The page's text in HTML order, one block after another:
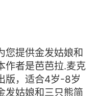
您提供金发姑娘和
作者是芭芭拉.麦克
版，适合4岁-8岁
发姑娘和三只熊简